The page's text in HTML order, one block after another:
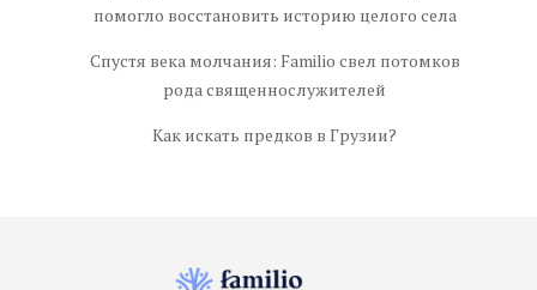
помогло восстановить историю целого села
Спустя века молчания: Familio свел потомков
рода священнослужителей
Как искать предков в Грузии?